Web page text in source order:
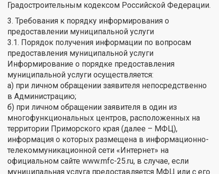
Градостроительным кодексом Российской Федерации.
3. Требования к порядку информирования о
предоставлении муниципальной услуги
3.1. Порядок получения информации по вопросам
предоставления муниципальной услуги
Информирование о порядке предоставления
муниципальной услуги осуществляется:
а) при личном обращении заявителя непосредственно
в Администрацию;
б) при личном обращении заявителя в один из
многофункциональных центров, расположенных на
территории Приморского края (далее – МФЦ),
информация о которых размещена в информационно-
телекоммуникационной сети «Интернет» на
официальном сайте www.mfc-25.ru, в случае, если
муниципальная услуга предоставляется МФЦ или с его